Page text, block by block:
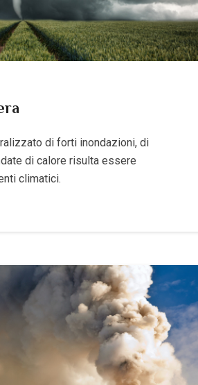
di forti inondazioni, di
di calore risulta essere
climatici.